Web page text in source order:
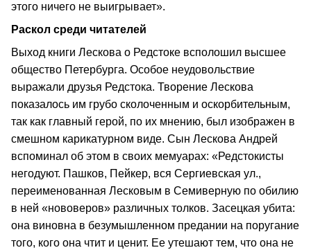
этого ничего не выигрывает».
Раскол среди читателей
Выход книги Лескова о Редстоке всполошил высшее
общество Петербурга. Особое неудовольствие
выражали друзья Редстока. Творение Лескова
показалось им грубо сколоченным и оскорбительным,
так как главный герой, по их мнению, был изображен в
смешном карикатурном виде. Сын Лескова Андрей
вспоминал об этом в своих мемуарах: «Редстокисты
негодуют. Пашков, Пейкер, вся Сергиевская ул.,
переименованная Лесковым в Семиверную по обилию
в ней «нововеров» различных толков. Засецкая убита:
она виновна в безумышленном предании на поругание
того, кого она чтит и ценит. Ее утешают тем, что она не